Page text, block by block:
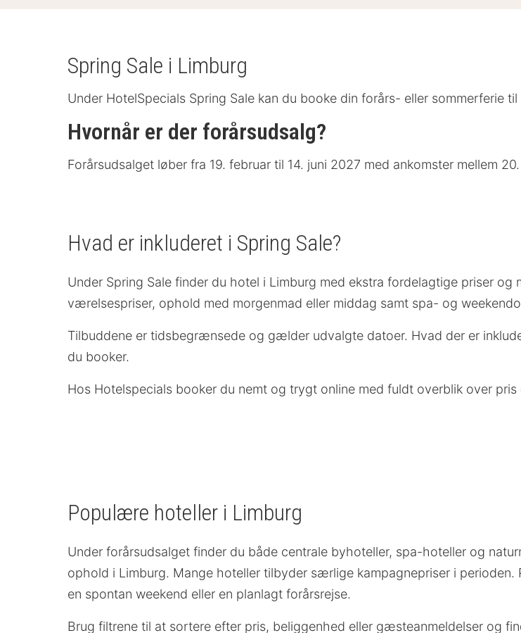
Spring Sale i Limburg
Under HotelSpecials Spring Sale kan du booke din forårs- eller sommerferie
Hvornår er der forårsudsalg?
Forårsudsalget løber fra 19. februar til 14. juni 2027 med ankomster mellem
Hvad er inkluderet i Spring Sale?
Under Spring Sale finder du hotel i Limburg med ekstra fordelagtige priser
værelsespriser, ophold med morgenmad eller middag samt spa- og
Tilbuddene er tidsbegrænsede og gælder udvalgte datoer. Hvad der er
du booker.
Hos Hotelspecials booker du nemt og trygt online med fuldt overblik over pris
Populære hoteller i Limburg
Under forårsudsalget finder du både centrale byhoteller, spa-hoteller og
ophold i Limburg. Mange hoteller tilbyder særlige kampagnepriser i perioden.
en spontan weekend eller en planlagt forårsrejse.
Brug filtrene til at sortere efter pris, beliggenhed eller gæsteanmeldelser og